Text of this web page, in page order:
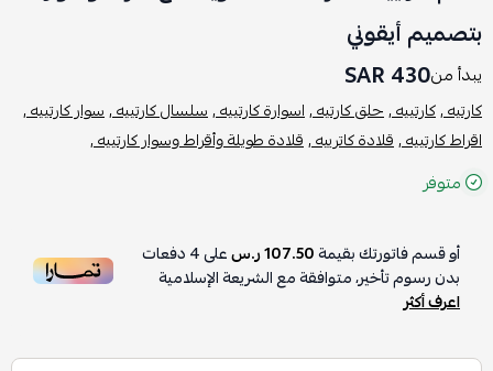
بتصميم أيقوني
يبدأ من430 SAR
كارتيه ,كارتييه ,حلق كارتيه ,اسوارة كارتييه ,سلسال كارتييه ,سوار كارتييه ,
اقراط كارتييه ,قلادة كاترييه ,قلادة طويلة وأقراط وسوار كارتييه ,
متوفر
أو قسم فاتورتك بقيمة107.50 ر.س على4دفعات
بدون رسوم تأخير، متوافقة مع الشريعة الإسلامية
اعرف أكثر